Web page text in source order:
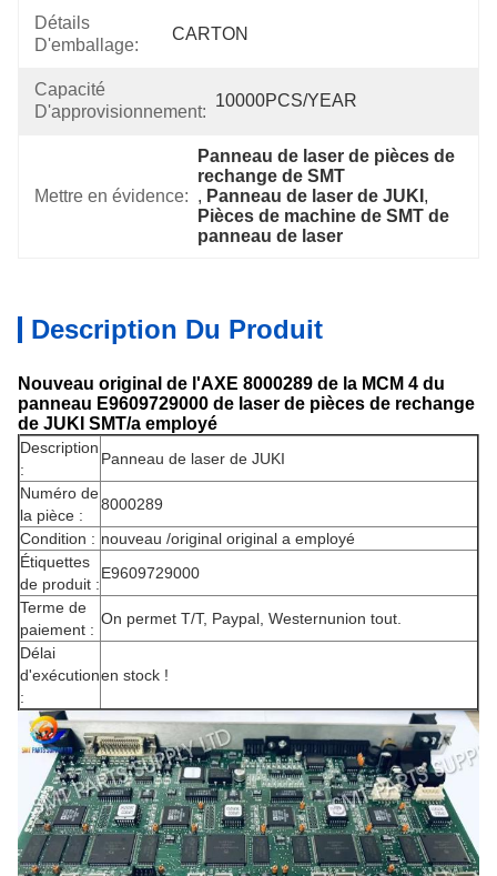
Détails
D'emballage:
CARTON
Capacité
D'approvisionnement:
10000PCS/YEAR
Mettre en évidence:
Panneau de laser de pièces de
rechange de SMT
, Panneau de laser de JUKI ,
Pièces de machine de SMT de
panneau de laser
Description Du Produit
Nouveau original de l'AXE 8000289 de la MCM 4 du
panneau E9609729000 de laser de pièces de rechange
de JUKI SMT/a employé
Description
:
Panneau de laser de JUKI
Numéro de
la pièce :
8000289
Condition : nouveau /original original a employé
Étiquettes
de produit :
E9609729000
Terme de
paiement :
On permet T/T, Paypal, Westernunion tout.
Délai
d'exécution
:
en stock !